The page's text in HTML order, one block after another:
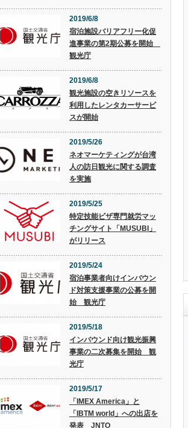
2019/6/8
宿泊施設バリアフリー化促
進事業の第2期公募を開始
観光庁
2019/6/8
観光施設の空きリソースを
利用したレンタカーサービ
スが開始
2019/5/26
ネオマーケティングが台湾
人の訪日観光に関する調査
を実施
2019/5/25
特定技能ビザ専門就労マッ
チングサイト「MUSUBI」
がリリース
2019/5/24
宿泊事業者向けインバウン
ド対策支援事業の公募を開
始 観光庁
2019/5/18
インバウンド向け観光振興
事業の二次募集を開始 観
光庁
2019/5/17
「IMEX America」と
「IBTM world」への出店を
発表 JNTO